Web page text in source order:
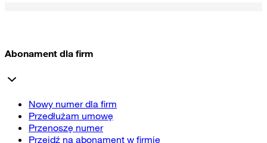
Abonament dla firm
Nowy numer dla firm
Przedłużam umowę
Przenoszę numer
Przejdź na abonament w firmie